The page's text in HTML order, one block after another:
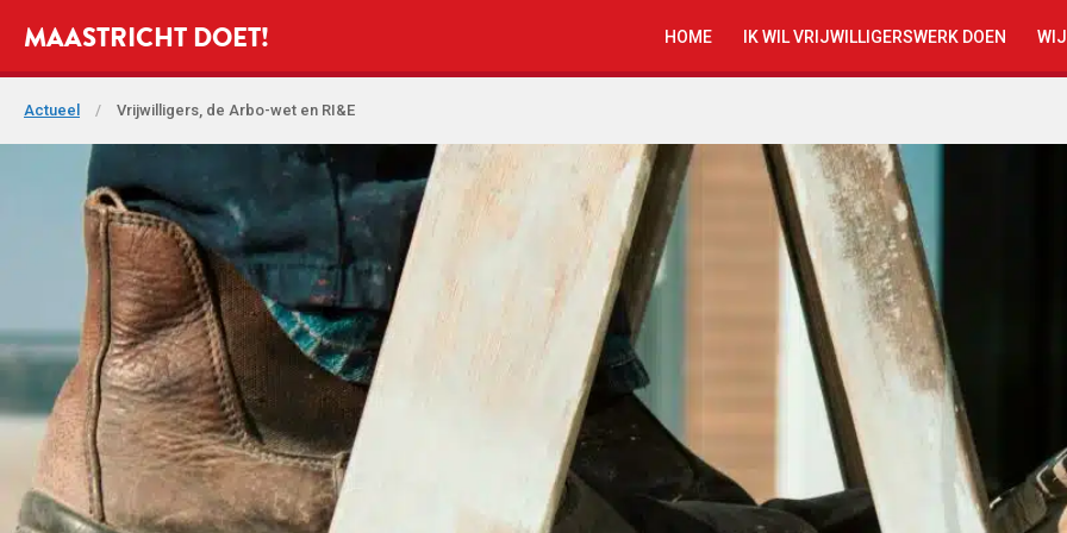
MAASTRICHT DOET! HOME IK WIL VRIJWILLIGERSWERK DOEN
Actueel / Vrijwilligers, de Arbo-wet en RI&E